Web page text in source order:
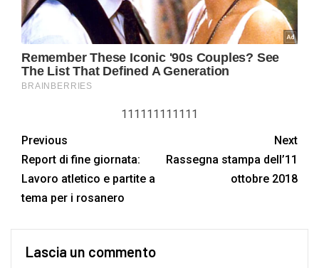
111111111111
Previous
Report di fine giornata:
Lavoro atletico e partite a
tema per i rosanero
Next
Rassegna stampa dell’11
ottobre 2018
Lascia un commento